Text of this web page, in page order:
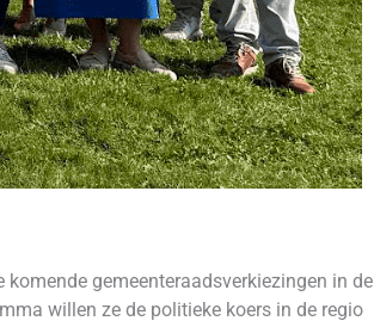
komende gemeenteraadsverkiezingen in de
willen ze de politieke koers in de regio